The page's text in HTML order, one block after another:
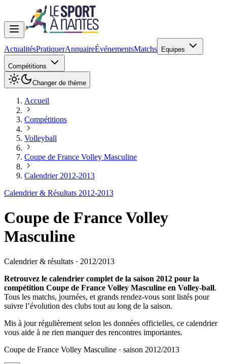
ActualitésPratiquerAnnuaireÉvénementsMatchs Equipes
Compétitions
Changer de thème
Accueil
Compétitions
Volleyball
Coupe de France Volley Masculine
Calendrier 2012-2013
Calendrier & Résultats 2012-2013
Coupe de France Volley
Masculine
Calendrier & résultats · 2012/2013
Retrouvez le calendrier complet de la saison 2012 pour la
compétition Coupe de France Volley Masculine en Volley-ball.
Tous les matchs, journées, et grands rendez-vous sont listés pour
suivre l’évolution des clubs tout au long de la saison.
Mis à jour régulièrement selon les données officielles, ce calendrier
vous aide à ne rien manquer des rencontres importantes.
Coupe de France Volley Masculine · saison 2012/2013